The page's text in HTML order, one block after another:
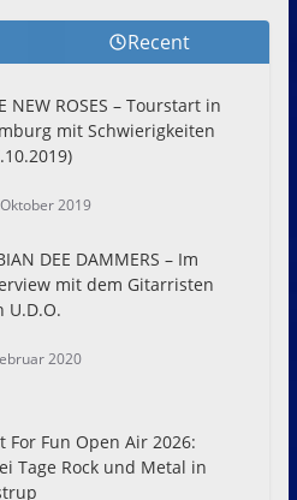
Recent
NEW ROSES – Tourstart in
mit Schwierigkeiten
2019
DEE DAMMERS – Im
mit dem Gitarristen
U.D.O.
2020
For Fun Open Air 2026:
Tage Rock und Metal in